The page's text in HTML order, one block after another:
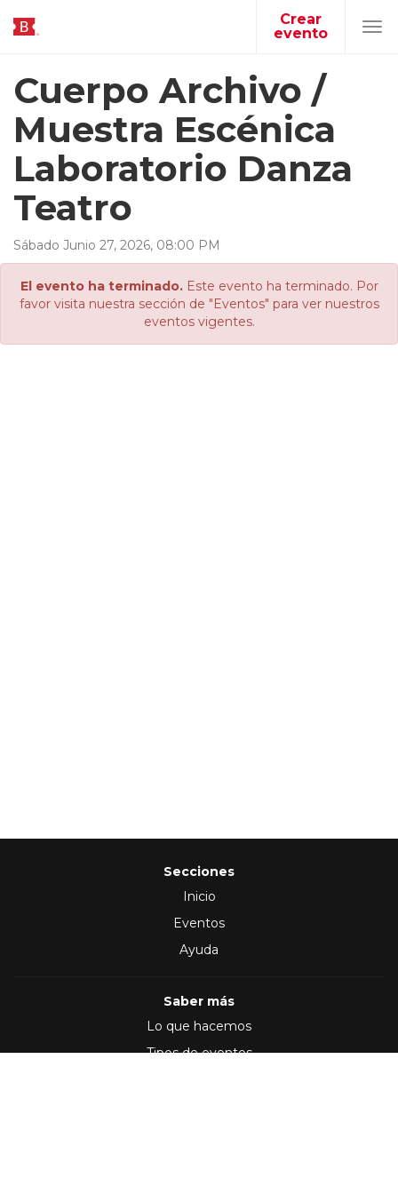
Crear
evento
Cuerpo Archivo /
Muestra Escénica
Laboratorio Danza
Teatro
Sábado Junio 27, 2026, 08:00 PM
El evento ha terminado.Este evento ha terminado. Por
favor visita nuestra sección de "Eventos" para ver nuestros
eventos vigentes.
Secciones
Inicio
Eventos
Ayuda
Saber más
Lo que hacemos
Tipos de eventos